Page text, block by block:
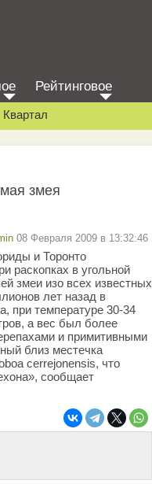
Рейтинговое
Квартал
змея
08 Февраля 2009 в 13:32:46
и Торонто
раскопках в угольной
змеи изо всех известных
лет назад в
при температуре 30-34
а вес был более
и примитивными
близ местечка
cerrejonensis, что
сообщает